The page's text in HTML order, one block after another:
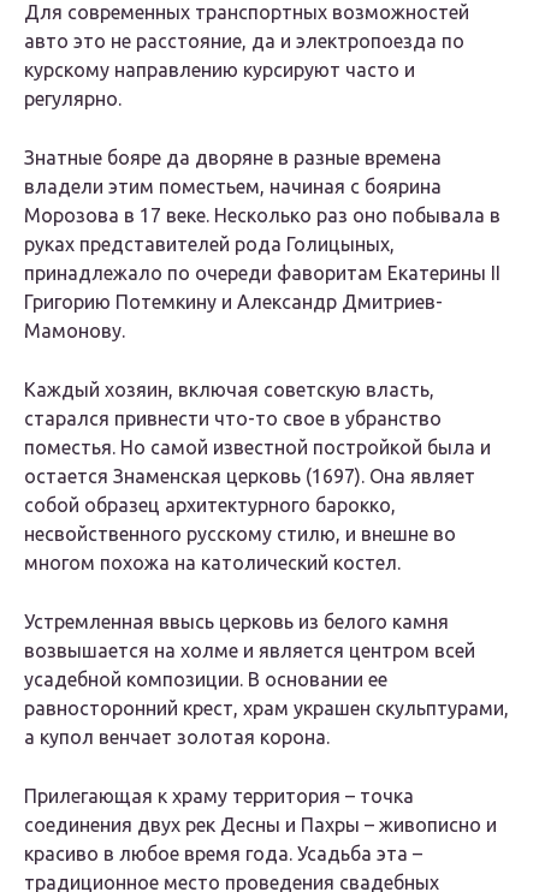
Для современных транспортных возможностей
авто это не расстояние, да и электропоезда по
курскому направлению курсируют часто и
регулярно.
Знатные бояре да дворяне в разные времена
владели этим поместьем, начиная с боярина
Морозова в 17 веке. Несколько раз оно побывала в
руках представителей рода Голицыных,
принадлежало по очереди фаворитам Екатерины II
Григорию Потемкину и Александр Дмитриев-
Мамонову.
Каждый хозяин, включая советскую власть,
старался привнести что-то свое в убранство
поместья. Но самой известной постройкой была и
остается Знаменская церковь (1697). Она являет
собой образец архитектурного барокко,
несвойственного русскому стилю, и внешне во
многом похожа на католический костел.
Устремленная ввысь церковь из белого камня
возвышается на холме и является центром всей
усадебной композиции. В основании ее
равносторонний крест, храм украшен скульптурами,
а купол венчает золотая корона.
Прилегающая к храму территория – точка
соединения двух рек Десны и Пахры – живописно и
красиво в любое время года. Усадьба эта –
традиционное место проведения свадебных